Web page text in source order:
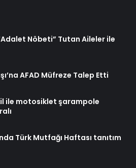
Nöbeti” Tutan Aileler ile
AFAD Müfreze Talep Etti
ile motosiklet şarampole
Türk Mutfağı Haftası tanıtım